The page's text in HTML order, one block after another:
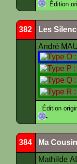
Édition
382 Les
André
Édition
-
384 Ma
Mathilde